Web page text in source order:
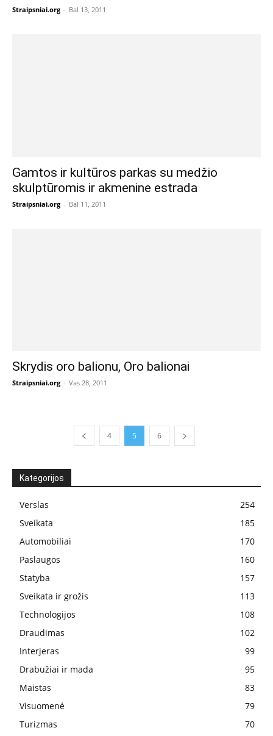
Straipsniai.org - Bal 13, 2011
Gamtos ir kultūros parkas su medžio
skulptūromis ir akmenine estrada
Straipsniai.org - Bal 11, 2011
Skrydis oro balionu, Oro balionai
Straipsniai.org - Vas 28, 2011
4 5 6
Kategorijos
Verslas
254
Sveikata
185
Automobiliai
170
Paslaugos
160
Statyba
157
Sveikata ir grožis
113
Technologijos
108
Draudimas
102
Interjeras
99
Drabužiai ir mada
95
Maistas
83
Visuomenė
79
Turizmas
70